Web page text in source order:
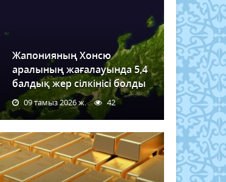
Жапонияның Хонсю
аралының жағалауында 5,4
балдық жер сілкінісі болды
09 тамыз 2026 ж. 42